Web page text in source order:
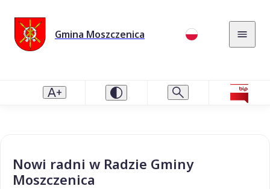
Gmina Moszczenica
Nowi radni w Radzie Gminy
Moszczenica